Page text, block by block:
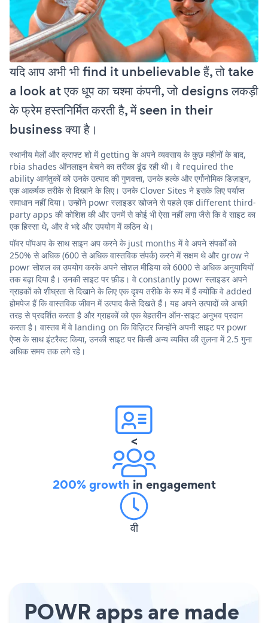
यदि आप अभी भी find it unbelievable हैं, तो take
a look at एक धूप का चश्मा कंपनी, जो designs लकड़ी
के फ्रेम हस्तनिर्मित करती है, में seen in their
business क्या है।
स्थानीय मेलों और क्राफ्ट शो में getting के अपने व्यवसाय के कुछ महीनों के बाद,
rbia shades ऑनलाइन बेचने का तरीका ढूंढ रही थी। वे required the
ability आगंतुकों को उनके उत्पाद की गुणवत्ता, उनके हल्के और एर्गोनोमिक डिज़ाइन,
एक आकर्षक तरीके से दिखाने के लिए। उनके Clover Sites ने इसके लिए पर्याप्त
समाधान नहीं दिया। उन्होंने powr स्लाइडर खोजने से पहले एक different third-
party apps की कोशिश की और उनमें से कोई भी ऐसा नहीं लगा जैसे कि वे साइट का
एक हिस्सा थे, और वे भद्दे और उपयोग में कठिन थे।
पॉवर पॉपअप के साथ साइन अप करने के just months में वे अपने संपर्कों को
250% से अधिक (600 से अधिक वास्तविक संपर्क) करने में सक्षम थे और grow ने
powr सोशल का उपयोग करके अपने सोशल मीडिया को 6000 से अधिक अनुयायियों
तक बढ़ा दिया है। उनकी साइट पर फ़ीड। वे constantly powr स्लाइडर अपने
ग्राहकों को शीघ्रता से दिखाने के लिए एक दृश्य तरीके के रूप में हैं क्योंकि वे added
होमपेज हैं कि वास्तविक जीवन में उत्पाद कैसे दिखते हैं। यह अपने उत्पादों को अच्छी
तरह से प्रदर्शित करता है और ग्राहकों को एक बेहतरीन ऑन-साइट अनुभव प्रदान
करता है। वास्तव में वे landing on कि विज़िटर जिन्होंने अपनी साइट पर powr
ऐप्स के साथ इंटरैक्ट किया, उनकी साइट पर किसी अन्य व्यक्ति की तुलना में 2.5 गुना
अधिक समय तक लगे रहे।
<
200% growth in engagement
वी
POWR apps are made